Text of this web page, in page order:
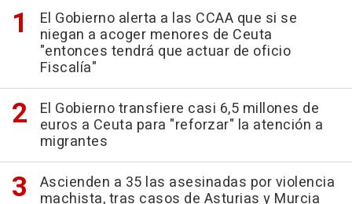
El Gobierno alerta a las CCAA que si se
niegan a acoger menores de Ceuta
"entonces tendrá que actuar de oficio
Fiscalía"
El Gobierno transfiere casi 6,5 millones de
euros a Ceuta para "reforzar" la atención a
migrantes
Ascienden a 35 las asesinadas por violencia
machista, tras casos de Asturias y Murcia